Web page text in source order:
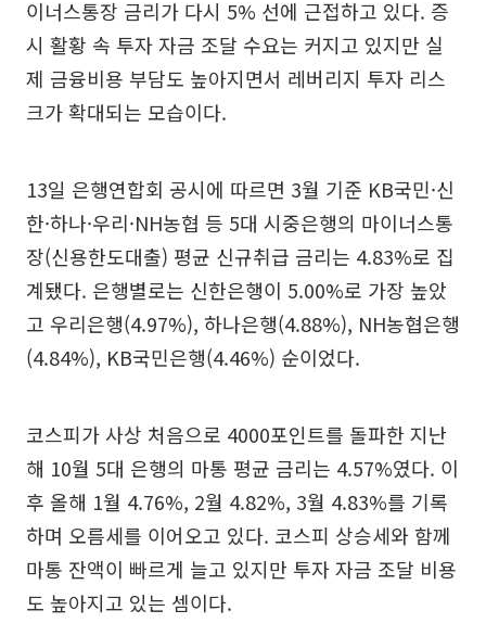
이너스통장 금리가 다시 5% 선에 근접하고 있다. 증
시 활황 속 투자 자금 조달 수요는 커지고 있지만 실
제 금융비용 부담도 높아지면서 레버리지 투자 리스
크가 확대되는 모습이다.
13일 은행연합회 공시에 따르면 3월 기준 KB국민·신
한·하나·우리·NH농협 등 5대 시중은행의 마이너스통
장(신용한도대출) 평균 신규취급 금리는 4.83%로 집
계됐다. 은행별로는 신한은행이 5.00%로 가장 높았
고 우리은행(4.97%), 하나은행(4.88%), NH농협은행
(4.84%), KB국민은행(4.46%) 순이었다.
코스피가 사상 처음으로 4000포인트를 돌파한 지난
해 10월 5대 은행의 마통 평균 금리는 4.57%였다. 이
후 올해 1월 4.76%, 2월 4.82%, 3월 4.83%를 기록
하며 오름세를 이어오고 있다. 코스피 상승세와 함께
마통 잔액이 빠르게 늘고 있지만 투자 자금 조달 비용
도 높아지고 있는 셈이다.